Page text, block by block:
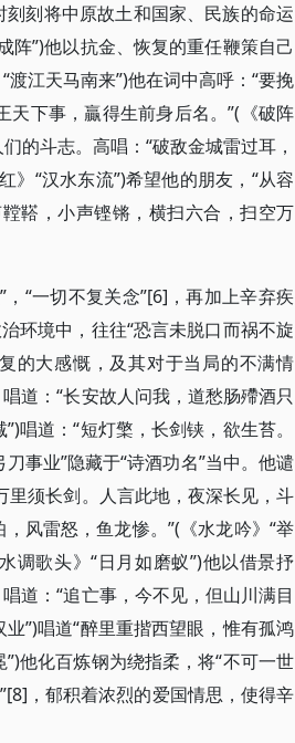
刻将中原故土和国家、民族的命运
阵”)他以抗金、恢复的重任鞭策自己
江天马南来”)他在词中高呼：“要挽
天下事，贏得生前身后名。”(《破阵
的斗志。高唱：“破敌金城雷过耳，
》“汉水东流”)希望他的朋友，“从容
鞳，小声铿锵，横扫六合，扫空万
“一切不复关念”[6]，再加上辛弃疾
环境中，往往“恐言未脱口而祸不旋
的大感慨，及其对于当局的不满情
道：“长安故人问我，道愁肠殢酒只
唱道：“短灯檠，长剑铗，欲生苔。
事业”隐藏于“诗酒功名”当中。他谴
里须长剑。人言此地，夜深长见，斗
风雷怒，鱼龙惨。”(《水龙吟》“举
调歌头》“日月如磨蚁”)他以借景抒
道：“追亡事，今不见，但山川满目
”)唱道“醉里重揩西望眼，惟有孤鸿
他化百炼钢为绕指柔，将“不可一世
，郁积着浓烈的爱国情思，使得辛